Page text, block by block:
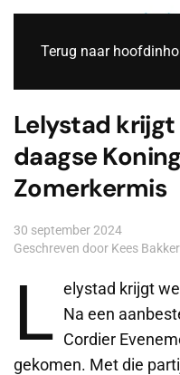
Terug naar
Lelystad
daagse
Zomerkermis
30 september 2024
Geschreven door Kees Bakker
L elystad krijgt
Na een
Cordier
gekomen. Met die